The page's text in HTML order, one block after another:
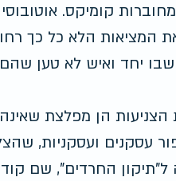
קומיקס.
המציאות הלא כל כך
ישבו יחד ואיש לא טען
הצניעות הן מפלצת
עסקנים ועסקניות,
ל"תיקון החרדים", שם